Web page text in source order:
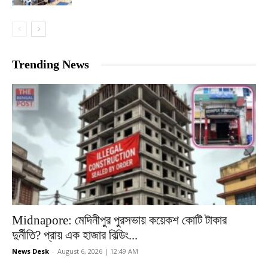
Trending News
Midnapore: মেদিনীপুর পুরসভায় কয়েকশ কোটি টাকার
দুর্নীতি? প্রায় এক হাজার বিল্ডিং...
News Desk - August 6, 2026 | 12:49 AM